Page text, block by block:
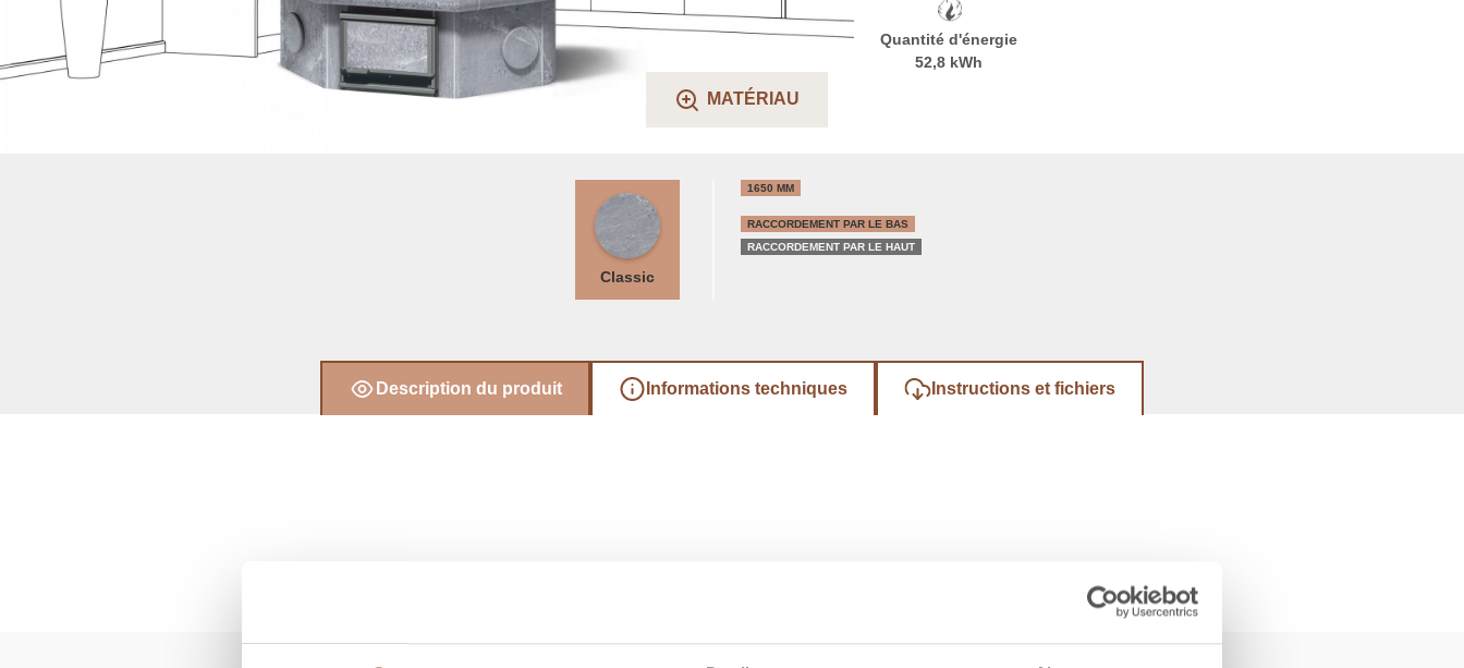
MATÉRIAU
Quantité d'énergie
52,8 kWh
Classic
1650 MM
RACCORDEMENT PAR LE BAS
RACCORDEMENT PAR LE HAUT
Description du produit Informations techniques Instructions et fichiers